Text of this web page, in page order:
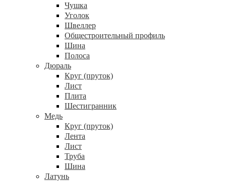
Чушка
Уголок
Швеллер
Общестроительный профиль
Шина
Полоса
Дюраль
Круг (пруток)
Лист
Плита
Шестигранник
Медь
Круг (пруток)
Лента
Лист
Труба
Шина
Латунь